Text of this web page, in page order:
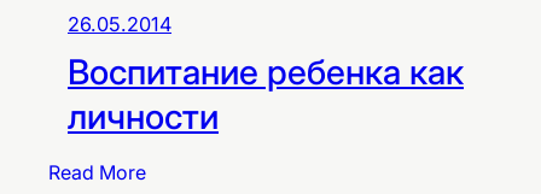
26.05.2014
Воспитание ребенка как
личности
Read More: